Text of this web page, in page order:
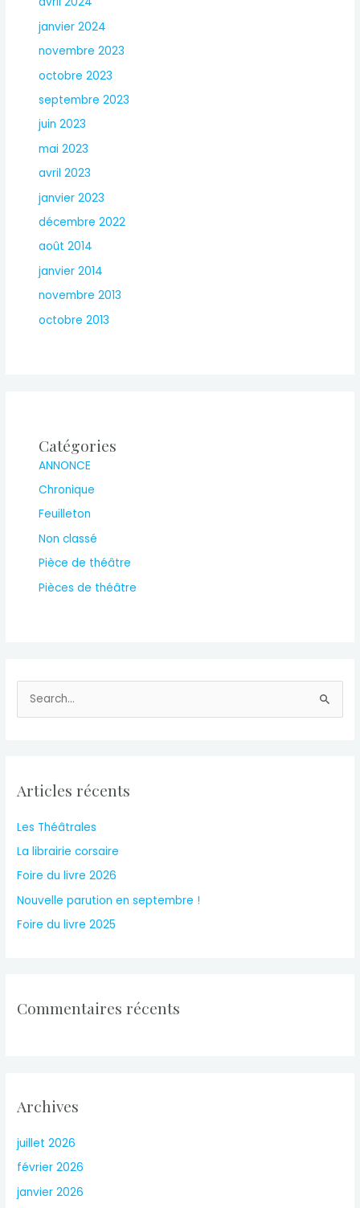
janvier 2024
novembre 2023
octobre 2023
septembre 2023
juin 2023
mai 2023
avril 2023
janvier 2023
décembre 2022
août 2014
janvier 2014
novembre 2013
octobre 2013
Catégories
ANNONCE
Chronique
Feuilleton
Non classé
Pièce de théâtre
Pièces de théâtre
h
f
Articles récents
Les Théâtrales
La librairie corsaire
Foire du livre 2026
Nouvelle parution en septembre !
Foire du livre 2025
Commentaires récents
Archives
juillet 2026
février 2026
janvier 2026